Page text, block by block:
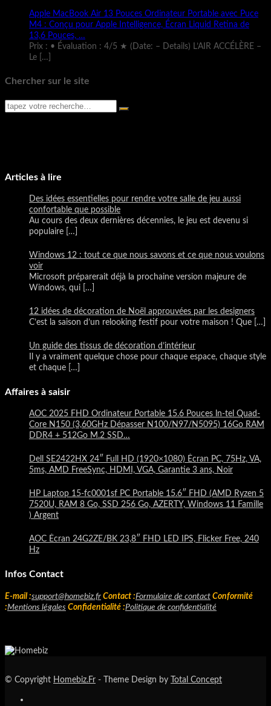
Apple MacBook Air 13 Pouces Ordinateur Portable avec Puce
M4 : Conçu pour Apple Intelligence, Écran Liquid Retina de
13,6 Pouces, …
Prix : • Évaluation : 4/5 ★ (Date: – Details) L’AIR ACCÉLÈRE –
Le
[…]
Chercher sur le site
Articles à lire
Des idées essentielles pour rendre votre salle de jeu aussi
confortable que possible
Au cours des deux dernières décennies, le jeu est devenu si
populaire
[…]
Windows 12 : tout ce que nous savons et ce que nous voulons
voir
Microsoft préparerait déjà la prochaine version majeure de
Windows, qui
[…]
12 idées de décoration de Noël approuvées par les designers
C’est la saison d’un relooking festif pour votre maison ! Que
[…]
Un guide des tissus de décoration d’intérieur
Il y a vraiment quelque chose pour chaque espace, chaque style
et chaque
[…]
Affaires à saisir
AOC 2025 FHD Ordinateur Portable 15.6 Pouces ln-tel Quad-
Core N150 (3,60GHz Dépasser N100/N97/N5095) 16Go RAM
DDR4 + 512Go M.2 SSD…
Dell SE2422HX 24″ Full HD (1920×1080) Écran PC, 75Hz, VA,
5ms, AMD FreeSync, HDMI, VGA, Garantie 3 ans, Noir
HP Laptop 15-fc0001sf PC Portable 15.6″ FHD (AMD Ryzen 5
7520U, RAM 8 Go, SSD 256 Go, AZERTY, Windows 11 Famille
) Argent
AOC Écran 24G2ZE/BK 23,8″ FHD LED IPS, Flicker Free, 240
Hz
Infos Contact
E-mail :support@homebiz.fr Contact :Formulaire de contact Conformité
:Mentions légales Confidentialité :Politique de confidentialité
© Copyright Homebiz.Fr - Theme Design by Total Concept